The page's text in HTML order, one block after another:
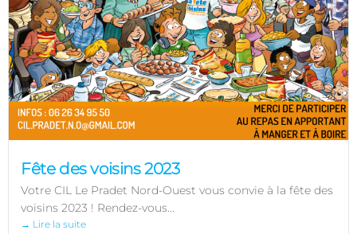
Fête des voisins 2023
Votre CIL Le Pradet Nord-Ouest vous convie à la fête des
voisins 2023 ! Rendez-vous...
→ Lire la suite